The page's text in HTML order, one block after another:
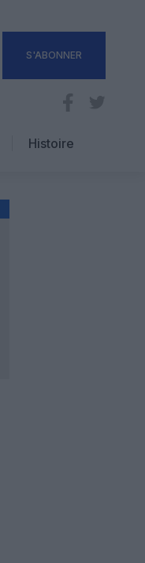
S'ABONNER
Histoire